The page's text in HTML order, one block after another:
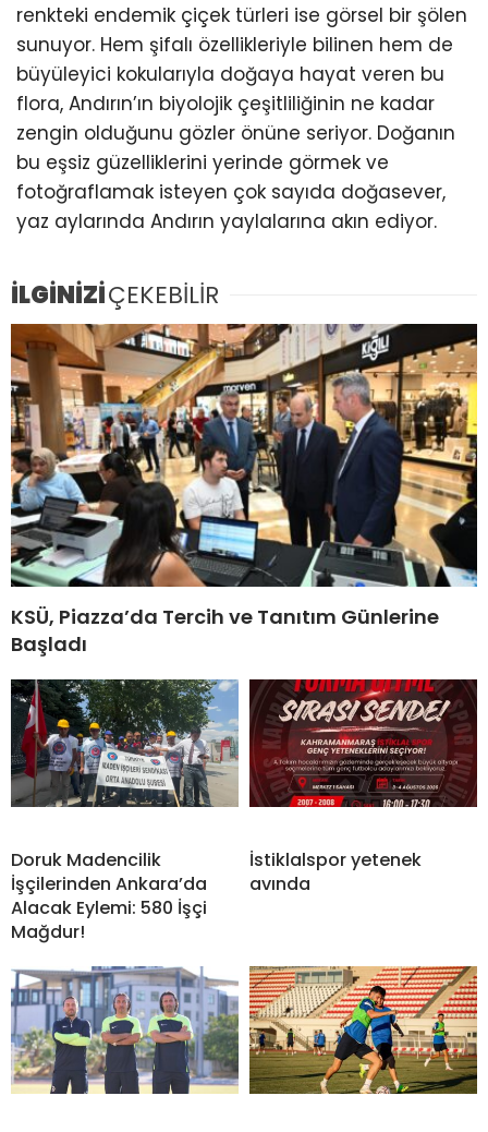
renkteki endemik çiçek türleri ise görsel bir şölen
sunuyor. Hem şifalı özellikleriyle bilinen hem de
büyüleyici kokularıyla doğaya hayat veren bu
flora, Andırın’ın biyolojik çeşitliliğinin ne kadar
zengin olduğunu gözler önüne seriyor. Doğanın
bu eşsiz güzelliklerini yerinde görmek ve
fotoğraflamak isteyen çok sayıda doğasever,
yaz aylarında Andırın yaylalarına akın ediyor.
İLGİNİZİÇEKEBİLİR
KSÜ, Piazza’da Tercih ve Tanıtım Günlerine
Başladı
Doruk Madencilik
İşçilerinden Ankara’da
Alacak Eylemi: 580 İşçi
Mağdur!
İstiklalspor yetenek
avında